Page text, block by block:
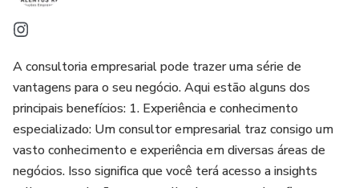
consultoria empresarial pode ser uma excelente opção
para você. Com a ajuda de um consultor experiente, você
construir uma empresa de sucesso.
A consultoria empresarial pode trazer uma série de
vantagens para o seu negócio. Aqui estão alguns dos
principais benefícios: 1. Experiência e conhecimento
especializado: Um consultor empresarial traz consigo um
vasto conhecimento e experiência em diversas áreas de
negócios. Isso significa que você terá acesso a insights